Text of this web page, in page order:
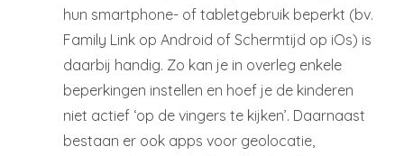
hun smartphone- of tabletgebruik beperkt (bv.
Family Link op Android of Schermtijd op iOs) is
daarbij handig. Zo kan je in overleg enkele
beperkingen instellen en hoef je de kinderen
niet actief ‘op de vingers te kijken’. Daarnaast
bestaan er ook apps voor geolocatie,